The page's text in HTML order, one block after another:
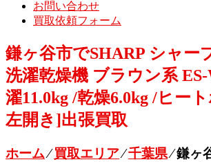
お問い合わせ
買取依頼フォーム
鎌ヶ谷市でSHARP シャー
洗濯乾燥機 ブラウン系
濯11.0kg /乾燥6.0kg /ヒー
左開き]出張買取
ホーム⁄買取エリア⁄千葉県⁄鎌ヶ